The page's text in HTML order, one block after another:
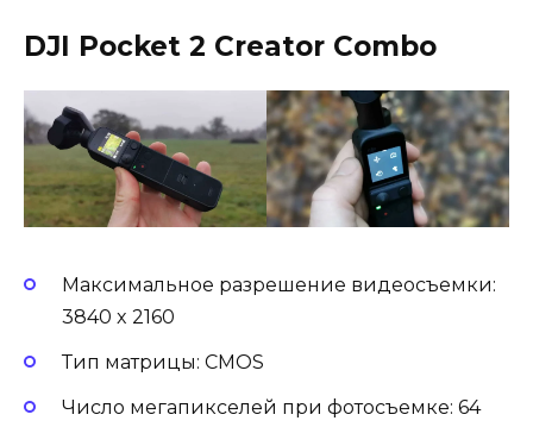
DJI Pocket 2 Creator Combo
Максимальное разрешение видеосъемки:
3840 x 2160
Тип матрицы: CMOS
Число мегапикселей при фотосъемке: 64